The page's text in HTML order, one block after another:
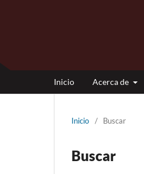
Inicio Acerca de
Inicio / Buscar
Buscar